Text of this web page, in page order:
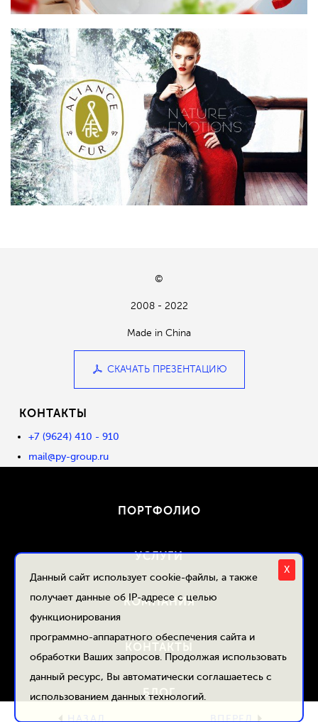
X
Данный сайт использует cookie-файлы, а также
получает данные об IP-адресе с целью
функционирования
программно-аппаратного обеспечения сайта и
обработки Ваших запросов. Продолжая использовать
данный ресурс, Вы автоматически соглашаетесь с
использованием данных технологий.
НАЗАД ВПЕРЕД
©
2008 - 2022
Made in China
СКАЧАТЬ ПРЕЗЕНТАЦИЮ
КОНТАКТЫ
+7 (9624) 410 - 910
mail@py-group.ru
ПОРТФОЛИО
УСЛУГИ
КОМПАНИЯ
КОНТАКТЫ
БЛОГ